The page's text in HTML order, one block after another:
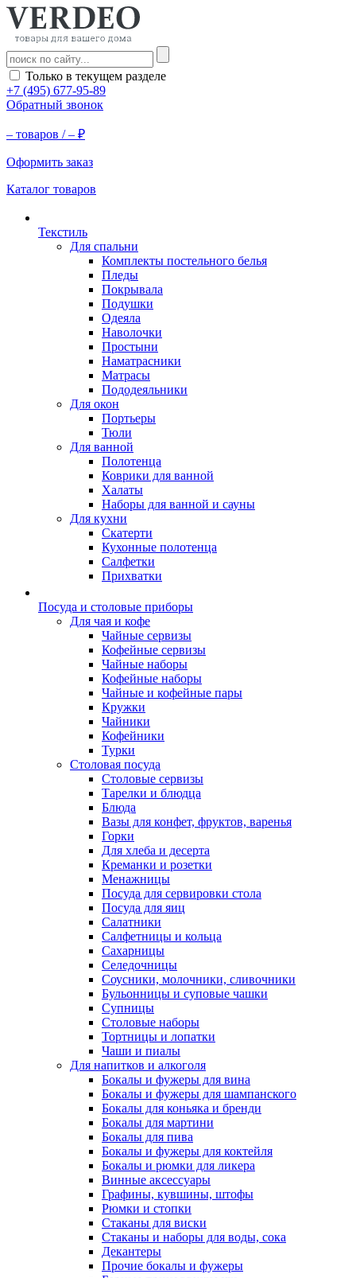
Только в текущем разделе
+7 (495) 677-95-89
Обратный звонок
– товаров /– ₽
Оформить заказ
Каталог товаров
Текстиль
Для спальни
Комплекты постельного белья
Пледы
Покрывала
Подушки
Одеяла
Наволочки
Простыни
Наматрасники
Матрасы
Пододеяльники
Для окон
Портьеры
Тюли
Для ванной
Полотенца
Коврики для ванной
Халаты
Наборы для ванной и сауны
Для кухни
Скатерти
Кухонные полотенца
Салфетки
Прихватки
Посуда и столовые приборы
Для чая и кофе
Чайные сервизы
Кофейные сервизы
Чайные наборы
Кофейные наборы
Чайные и кофейные пары
Кружки
Чайники
Кофейники
Турки
Столовая посуда
Столовые сервизы
Тарелки и блюдца
Блюда
Вазы для конфет, фруктов, варенья
Горки
Для хлеба и десерта
Креманки и розетки
Менажницы
Посуда для сервировки стола
Посуда для яиц
Салатники
Салфетницы и кольца
Сахарницы
Селедочницы
Соусники, молочники, сливочники
Бульонницы и суповые чашки
Супницы
Столовые наборы
Тортницы и лопатки
Чаши и пиалы
Для напитков и алкоголя
Бокалы и фужеры для вина
Бокалы и фужеры для шампанского
Бокалы для коньяка и бренди
Бокалы для мартини
Бокалы для пива
Бокалы и фужеры для коктейля
Бокалы и рюмки для ликера
Винные аксессуары
Графины, кувшины, штофы
Рюмки и стопки
Стаканы для виски
Стаканы и наборы для воды, сока
Декантеры
Прочие бокалы и фужеры